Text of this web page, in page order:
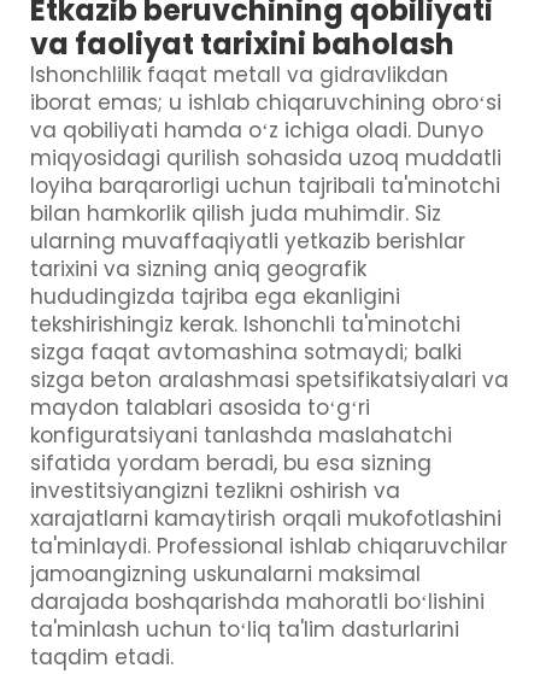
Etkazib beruvchining qobiliyati
va faoliyat tarixini baholash
Ishonchlilik faqat metall va gidravlikdan
iborat emas; u ishlab chiqaruvchining obroʻsi
va qobiliyati hamda oʻz ichiga oladi. Dunyo
miqyosidagi qurilish sohasida uzoq muddatli
loyiha barqarorligi uchun tajribali ta'minotchi
bilan hamkorlik qilish juda muhimdir. Siz
ularning muvaffaqiyatli yetkazib berishlar
tarixini va sizning aniq geografik
hududingizda tajriba ega ekanligini
tekshirishingiz kerak. Ishonchli ta'minotchi
sizga faqat avtomashina sotmaydi; balki
sizga beton aralashmasi spetsifikatsiyalari va
maydon talablari asosida toʻgʻri
konfiguratsiyani tanlashda maslahatchi
sifatida yordam beradi, bu esa sizning
investitsiyangizni tezlikni oshirish va
xarajatlarni kamaytirish orqali mukofotlashini
ta'minlaydi. Professional ishlab chiqaruvchilar
jamoangizning uskunalarni maksimal
darajada boshqarishda mahoratli boʻlishini
ta'minlash uchun toʻliq ta'lim dasturlarini
taqdim etadi.